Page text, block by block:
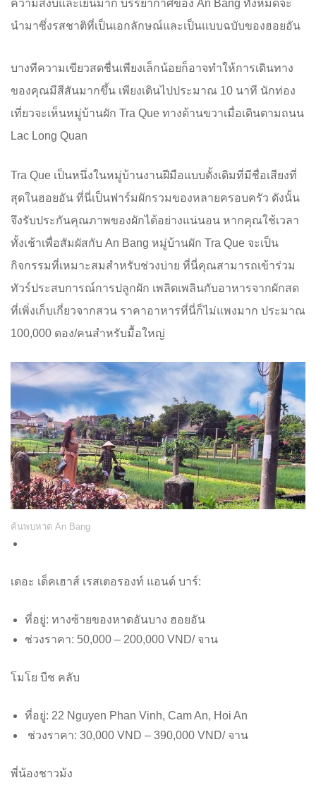
ความสงบและเย็นมาก บรรยากาศของ An Bang ทั้งหมดจะ
นำมาซึ่งรสชาติที่เป็นเอกลักษณ์และเป็นแบบฉบับของฮอยอัน
บางทีความเขียวสดชื่นเพียงเล็กน้อยก็อาจทำให้การเดินทาง
ของคุณมีสีสันมากขึ้น เพียงเดินไปประมาณ 10 นาที นักท่อง
เที่ยวจะเห็นหมู่บ้านผัก Tra Que ทางด้านขวาเมื่อเดินตามถนน
Lac Long Quan
Tra Que เป็นหนึ่งในหมู่บ้านงานฝีมือแบบดั้งเดิมที่มีชื่อเสียงที่
สุดในฮอยอัน ที่นี่เป็นฟาร์มผักรวมของหลายครอบครัว ดังนั้น
จึงรับประกันคุณภาพของผักได้อย่างแน่นอน หากคุณใช้เวลา
ทั้งเช้าเพื่อสัมผัสกับ An Bang หมู่บ้านผัก Tra Que จะเป็น
กิจกรรมที่เหมาะสมสำหรับช่วงบ่าย ที่นี่คุณสามารถเข้าร่วม
ทัวร์ประสบการณ์การปลูกผัก เพลิดเพลินกับอาหารจากผักสด
ที่เพิ่งเก็บเกี่ยวจากสวน ราคาอาหารที่นี่ก็ไม่แพงมาก ประมาณ
100,000 ดอง/คนสำหรับมื้อใหญ่
ค้นพบหาด An Bang
เดอะ เด็คเฮาส์ เรสเตอรองท์ แอนด์ บาร์:
ที่อยู่: ทางซ้ายของหาดอันบาง ฮอยอัน
ช่วงราคา: 50,000 – 200,000 VND/ จาน
โมโย บีช คลับ
ที่อยู่: 22 Nguyen Phan Vinh, Cam An, Hoi An
ช่วงราคา: 30,000 VND – 390,000 VND/ จาน
พี่น้องชาวม้ง